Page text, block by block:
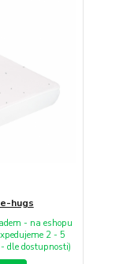
hugs
- na eshopu
2 - 5
dle dostupnosti)